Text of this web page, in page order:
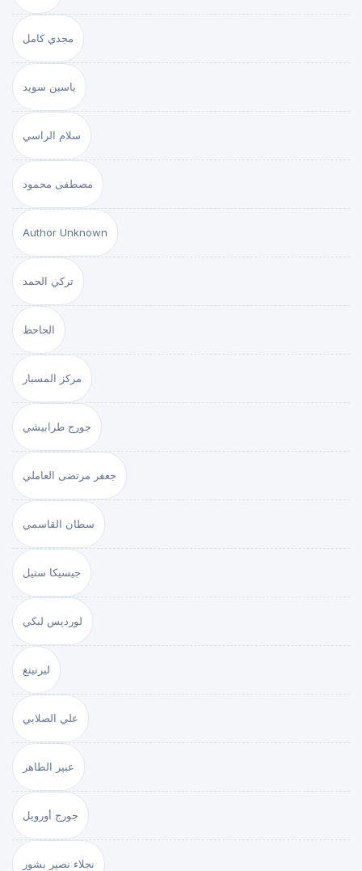
مجدي كامل
ياسين سويد
سلام الراسي
مصطفى محمود
Author Unknown
تركي الحمد
الجاحظ
مركز المسبار
جورج طرابيشي
جعفر مرتضى العاملي
سطان القاسمي
جيسيكا ستيل
لورديس لبكي
ليرنينغ
علي الصلابي
عبير الطاهر
جورج أورويل
نجلاء نصير بشور